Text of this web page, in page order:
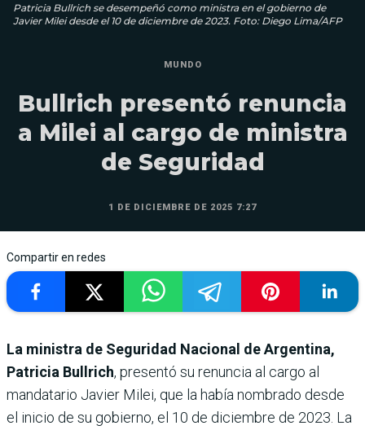
Patricia Bullrich se desempeñó como ministra en el gobierno de
Javier Milei desde el 10 de diciembre de 2023. Foto: Diego Lima/AFP
MUNDO
Bullrich presentó renuncia
a Milei al cargo de ministra
de Seguridad
1 DE DICIEMBRE DE 2025 7:27
Compartir en redes
La ministra de Seguridad Nacional de Argentina,
Patricia Bullrich, presentó su renuncia al cargo al
mandatario Javier Milei, que la había nombrado desde
el inicio de su gobierno, el 10 de diciembre de 2023. La